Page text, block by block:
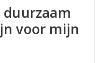
voor mijn